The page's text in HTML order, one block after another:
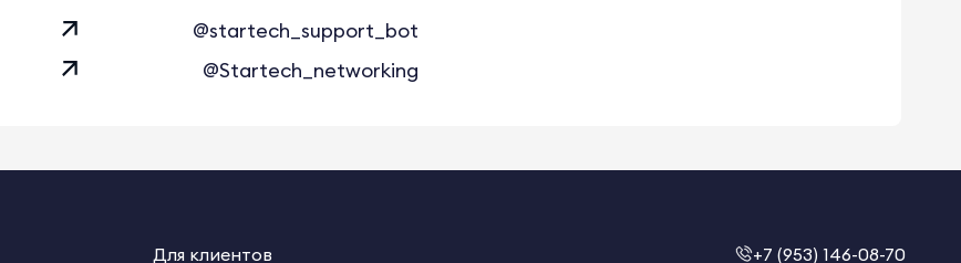
@startech_support_bot
@Startech_networking
Для клиентов +7 (953) 146-08-70